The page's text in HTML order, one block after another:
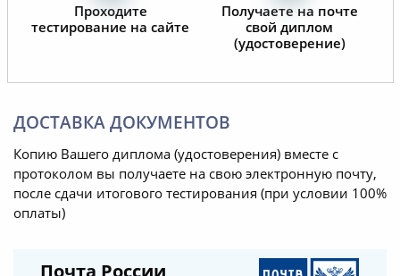
Проходите
тестирование на сайте
Получаете на почте
свой диплом
(удостоверение)
ДОСТАВКА ДОКУМЕНТОВ
Копию Вашего диплома (удостоверения) вместе с
протоколом вы получаете на свою электронную почту,
после сдачи итогового тестирования (при условии 100%
оплаты)
Почта России